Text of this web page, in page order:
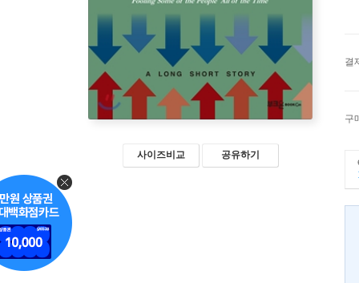
사이즈비교 공유하기
결
구